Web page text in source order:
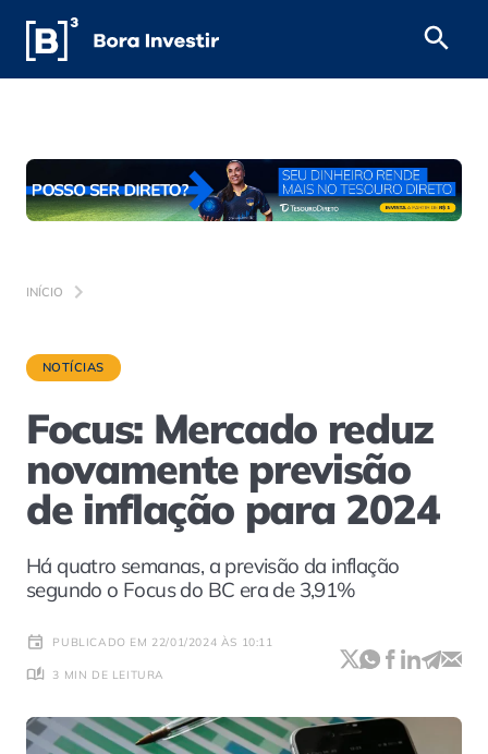
INÍCIO
NOTÍCIAS
Focus: Mercado reduz
novamente previsão
de inflação para 2024
Há quatro semanas, a previsão da inflação
segundo o Focus do BC era de 3,91%
PUBLICADO EM 22/01/2024 ÀS 10:11
3 MIN DE LEITURA